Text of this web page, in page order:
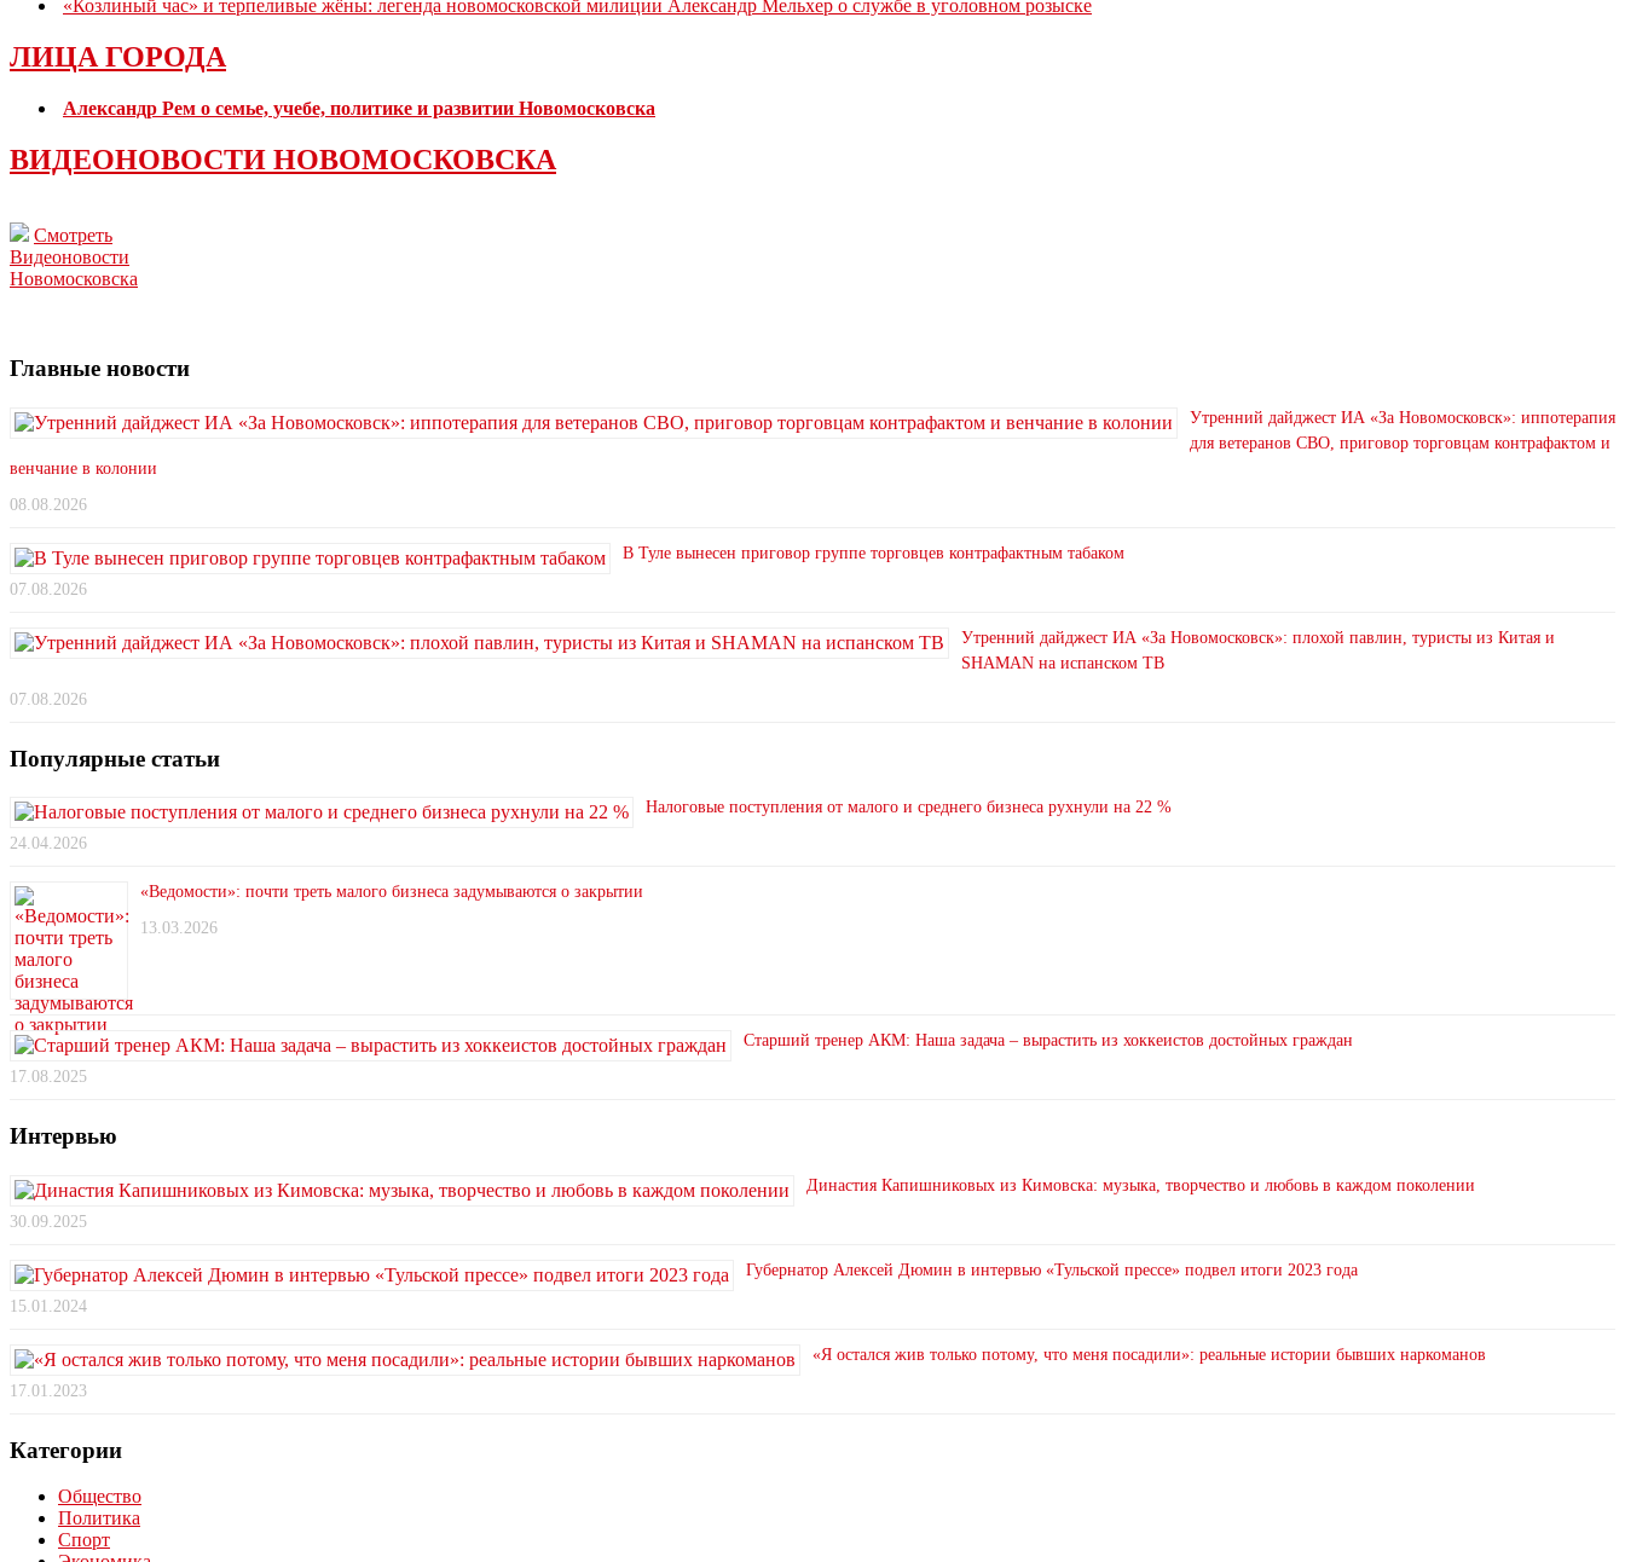
«Козлиный час» и терпеливые жёны: легенда новомосковской милиции Александр Мельхер о службе в уголовном розыске
ЛИЦА ГОРОДА
Александр Рем о семье, учебе, политике и развитии Новомосковска
ВИДЕОНОВОСТИ НОВОМОСКОВСКА
Смотреть
Видеоновости
Новомосковска
Главные новости
Утренний дайджест ИА «За Новомосковск»: иппотерапия
для ветеранов СВО, приговор торговцам контрафактом и
венчание в колонии
08.08.2026
В Туле вынесен приговор группе торговцев контрафактным табаком
07.08.2026
Утренний дайджест ИА «За Новомосковск»: плохой павлин, туристы из Китая и
SHAMAN на испанском ТВ
07.08.2026
Популярные статьи
Налоговые поступления от малого и среднего бизнеса рухнули на 22 %
24.04.2026
«Ведомости»: почти треть малого бизнеса задумываются о закрытии
13.03.2026
Старший тренер АКМ: Наша задача – вырастить из хоккеистов достойных граждан
17.08.2025
Интервью
Династия Капишниковых из Кимовска: музыка, творчество и любовь в каждом поколении
30.09.2025
Губернатор Алексей Дюмин в интервью «Тульской прессе» подвел итоги 2023 года
15.01.2024
«Я остался жив только потому, что меня посадили»: реальные истории бывших наркоманов
17.01.2023
Категории
Общество
Политика
Спорт